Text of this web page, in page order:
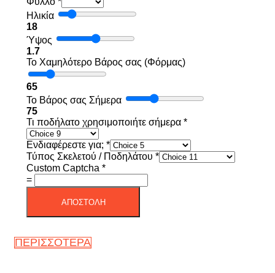
Ηλικία
18
Ύψος
1.7
Το Χαμηλότερο Βάρος σας (Φόρμας)
65
Το Βάρος σας Σήμερα
75
Τι ποδήλατο χρησιμοποιήτε σήμερα *
Ενδιαφέρεστε για; *
Τύπος Σκελετού / Ποδηλάτου *
Custom Captcha *
=
ΑΠΟΣΤΟΛΗ
ΠΕΡΙΣΣΟΤΕΡΑ